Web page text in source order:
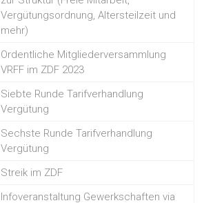
Vergütungsordnung, Altersteilzeit und
mehr)
Ordentliche Mitgliederversammlung
VRFF im ZDF 2023
Siebte Runde Tarifverhandlung
Vergütung
Sechste Runde Tarifverhandlung
Vergütung
Streik im ZDF
Infoveranstaltung Gewerkschaften via